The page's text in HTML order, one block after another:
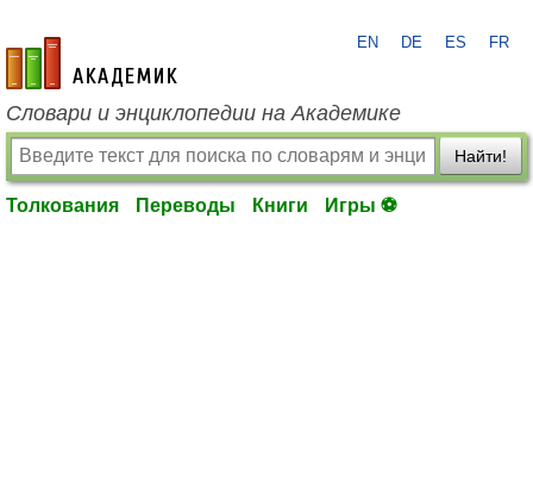
academic.ru
EN DE ES FR
Словари и энциклопедии на Академике
Найти!
Толкования Переводы Книги Игры ⚽